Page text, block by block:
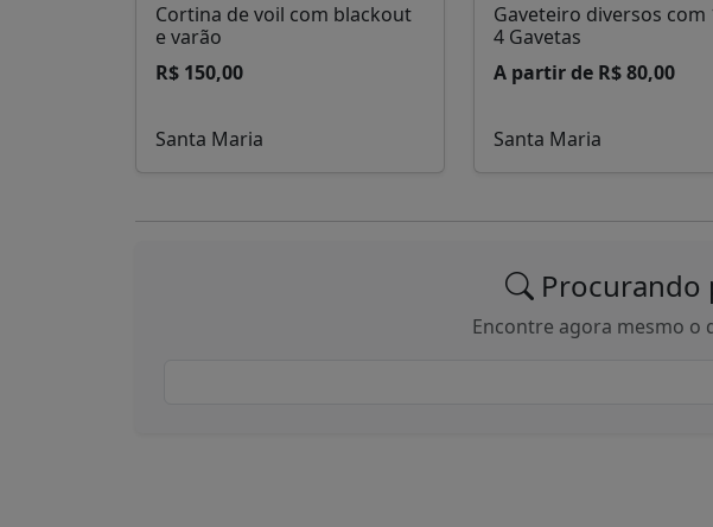
Cortina de voil com blackout
e varão
R$ 150,00
Santa Maria
Gaveteiro diversos com
4 Gavetas
A partir de R$ 80,00
Santa Maria
Procurando
Encontre agora mesmo o